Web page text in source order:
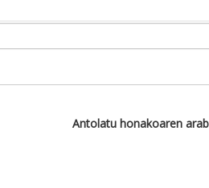
Antolatu honakoaren